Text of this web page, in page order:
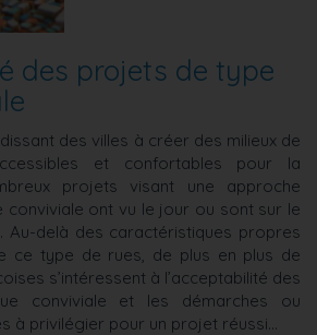
des projets de type
des villes à créer des milieux de
et confortables pour la
projets visant une approche
conviviale ont vu le jour ou sont sur le
Au-delà des caractéristiques propres
ce type de rues, de plus en plus de
s’intéressent à l’acceptabilité des
conviviale et les démarches ou
à privilégier pour un projet réussi...